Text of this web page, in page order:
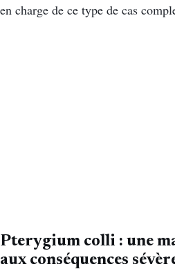
en charge de ce type de cas
Pterygium colli : une
aux conséquences